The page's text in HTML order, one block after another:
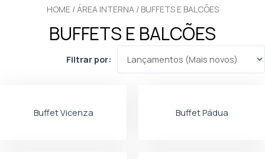
HOME/ÁREA INTERNA / BUFFETS E BALCÕES
BUFFETS E BALCÕES
Filtrar por:
Buffet Vicenza Buffet Pádua